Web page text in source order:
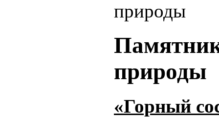
природы
природы
«Горный